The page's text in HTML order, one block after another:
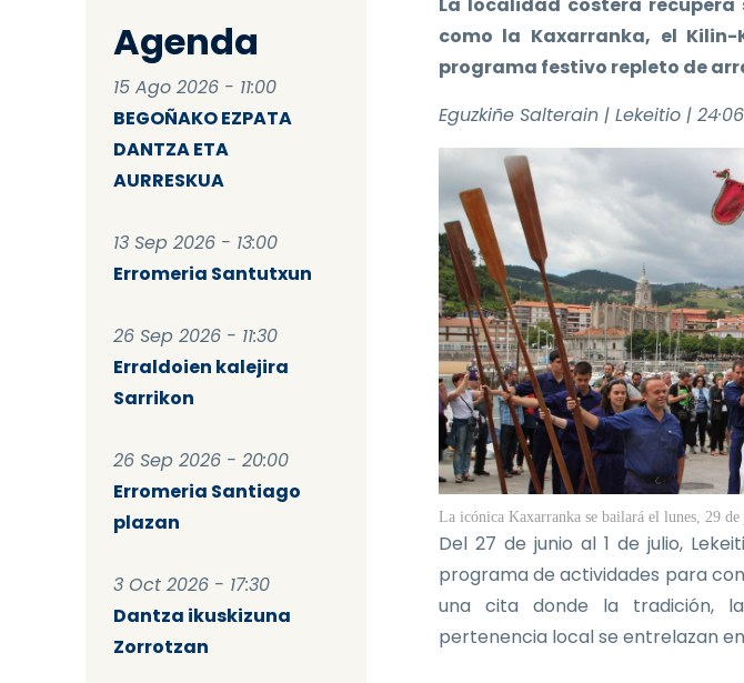
Agenda
15 Ago 2026 - 11:00
BEGOÑAKO EZPATA
DANTZA ETA
AURRESKUA
13 Sep 2026 - 13:00
Erromeria Santutxun
26 Sep 2026 - 11:30
Erraldoien kalejira
Sarrikon
26 Sep 2026 - 20:00
Erromeria Santiago
plazan
3 Oct 2026 - 17:30
Dantza ikuskizuna
Zorrotzan
La localidad costera
como la Kaxarranka, el
programa festivo repleto de
Eguzkiñe Salterain | Lekeitio |
La icónica Kaxarranka se bailará el lunes, 29
Del 27 de junio al 1 de julio,
programa de actividades para
una cita donde la tradición,
pertenencia local se entrelazan